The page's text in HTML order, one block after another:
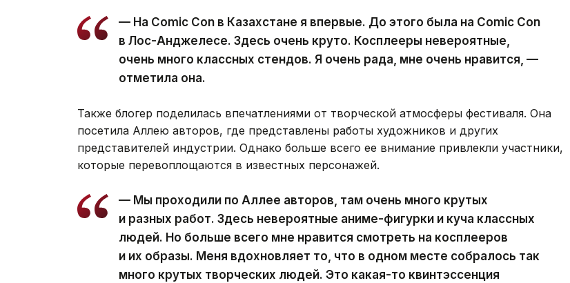
— На Comic Con в Казахстане я впервые. До этого была на Comic Con
в Лос-Анджелесе. Здесь очень круто. Косплееры невероятные,
очень много классных стендов. Я очень рада, мне очень нравится, —
отметила она.
Также блогер поделилась впечатлениями от творческой атмосферы фестиваля. Она
посетила Аллею авторов, где представлены работы художников и других
представителей индустрии. Однако больше всего ее внимание привлекли участники,
которые перевоплощаются в известных персонажей.
— Мы проходили по Аллее авторов, там очень много крутых
и разных работ. Здесь невероятные аниме-фигурки и куча классных
людей. Но больше всего мне нравится смотреть на косплееров
и их образы. Меня вдохновляет то, что в одном месте собралось так
много крутых творческих людей. Это какая-то квинтэссенция